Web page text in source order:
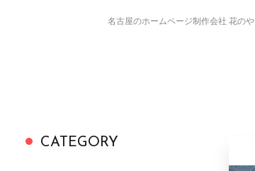
名古屋のホームページ制作会社 花のや
CATEGORY